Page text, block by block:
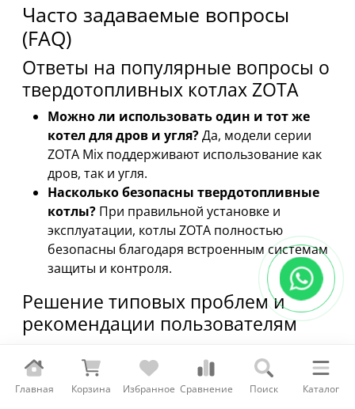
Главная Корзина Избранное Сравнение Поиск Каталог
Часто задаваемые вопросы
(FAQ)
Ответы на популярные вопросы о
твердотопливных котлах ZOTA
Можно ли использовать один и тот же
котел для дров и угля?Да, модели серии
ZOTA Mix поддерживают использование как
дров, так и угля.
Насколько безопасны твердотопливные
котлы? При правильной установке и
эксплуатации, котлы ZOTA полностью
безопасны благодаря встроенным системам
защиты и контроля.
Решение типовых проблем и
рекомендации пользователям
проблемами в эксплуатации, такими как
снижение эффективности или перебои в работе.